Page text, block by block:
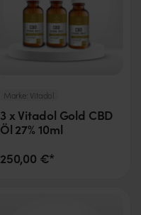
Marke: Vitadol
3 x Vitadol Gold CBD
Öl 27% 10ml
250,00 €*